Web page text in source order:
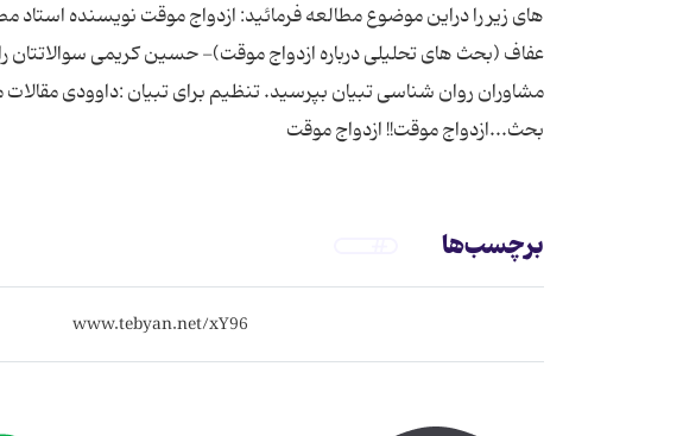
های زیر را دراین موضوع مطالعه فرمائید: ازدواج موقت نویسنده
عفاف (بحث های تحلیلی درباره ازدواج موقت)- حسین کریمی سوالاتتان
مشاوران روان شناسی تبیان بپرسید. تنظیم برای تبیان :داوودی
بحث...ازدواج موقت!! ازدواج موقت
برچسب‌ها